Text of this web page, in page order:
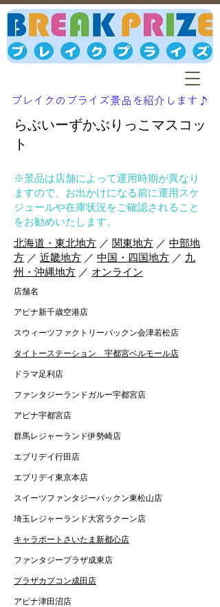
ブレイクのプライズ景品を紹介します♪
らぶいーずかぶりっこマスコッ
ト
※景品は店舗によって運用時期が異なり
ますので、お出かけになる前に運用スケ
ジュールや在庫状況をご確認されること
をお勧めいたします。
北海道・東北地方 ／ 関東地方 ／ 中部地
方 ／ 近畿地方 ／ 中国・四国地方 ／ 九
州・沖縄地方 ／ オンライン
店舗名
アピナ新千歳空港店
スウィーツファクトリーパックン会津若松店
タイトーステーション 宇都宮ベルモール店
ドラマ足利店
ファンタジーランドガルー宇都宮店
アピナ宇都宮店
群馬レジャーランド伊勢崎店
エブリデイ行田店
エブリデイ東京本店
スイーツファンタジーパックン東松山店
埼玉レジャーランド大宮ラクーン店
キャラポートさいたま新都心店
ファンタジープラザ成東店
プラザカプコン成田店
アピナ津田沼店